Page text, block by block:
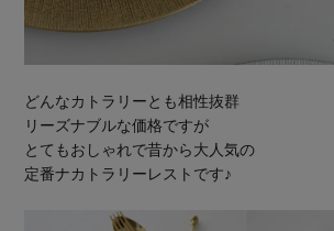
どんなカトラリーとも相性抜群
リーズナブルな価格ですが
とてもおしゃれで昔から大人気の
定番ナカトラリーレストです♪